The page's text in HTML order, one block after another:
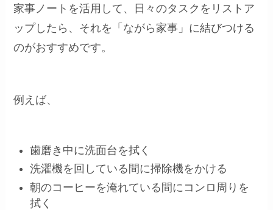
家事ノートを活用して、日々のタスクをリストア
ップしたら、それを「ながら家事」に結びつける
のがおすすめです。
例えば、
歯磨き中に洗面台を拭く
洗濯機を回している間に掃除機をかける
朝のコーヒーを淹れている間にコンロ周りを
拭く